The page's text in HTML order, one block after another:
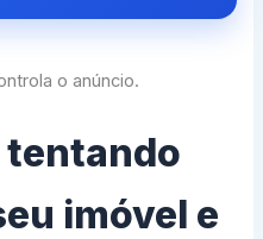
o anúncio.
tentando
imóvel e